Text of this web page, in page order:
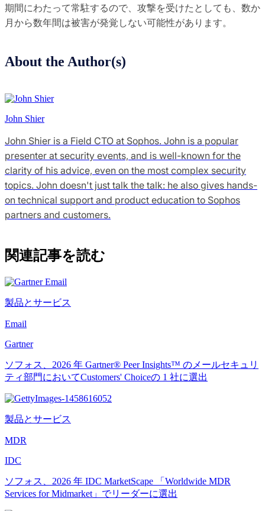
期間にわたって常駐するので、攻撃を受けたとしても、数か
月から数年間は被害が発覚しない可能性があります。
About the Author(s)
John Shier
John Shier is a Field CTO at Sophos. John is a popular
presenter at security events, and is well-known for the
clarity of his advice, even on the most complex security
topics. John doesn't just talk the talk: he also gives hands-
on technical support and product education to Sophos
partners and customers.
関連記事を読む
製品とサービス
Email
Gartner
ソフォス、2026 年 Gartner® Peer Insights™ のメールセキュリ
ティ部門においてCustomers' Choiceの 1 社に選出
製品とサービス
MDR
IDC
ソフォス、2026 年 IDC MarketScape 「Worldwide MDR
Services for Midmarket」でリーダーに選出